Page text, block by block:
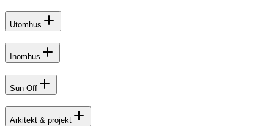
Utomhus
Inomhus
Sun Off
Arkitekt & projekt